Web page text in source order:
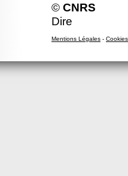
© CNRS
Dire
Mentions Légales - Cookies